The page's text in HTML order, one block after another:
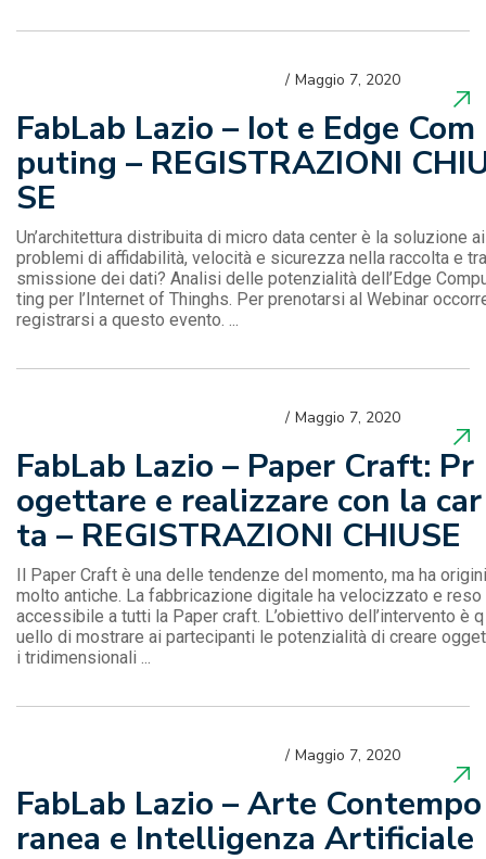
FabLab Lazio – Iot e Edge Com
puting – REGISTRAZIONI
SE
Maggio 7, 2020
Un’architettura distribuita di micro data center è la soluzione ai
problemi di affidabilità, velocità e sicurezza nella raccolta e tra
smissione dei dati? Analisi delle potenzialità dell’Edge
ting per l’Internet of Thinghs. Per prenotarsi al Webinar
registrarsi a questo evento. ...
FabLab Lazio – Paper Craft: Pr
ogettare e realizzare con la car
ta – REGISTRAZIONI CHIUSE
Maggio 7, 2020
Il Paper Craft è una delle tendenze del momento, ma ha origini
molto antiche. La fabbricazione digitale ha velocizzato e reso
accessibile a tutti la Paper craft. L’obiettivo dell’intervento è q
uello di mostrare ai partecipanti le potenzialità di creare
i tridimensionali ...
FabLab Lazio – Arte Contempo
ranea e Intelligenza Artificiale
Maggio 7, 2020